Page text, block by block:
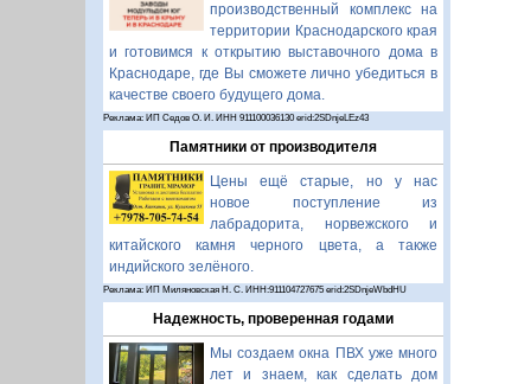
производственный комплекс на
территории Краснодарского края
и готовимся к открытию выставочного дома в
Краснодаре, где Вы сможете лично убедиться в
качестве своего будущего дома.
Реклама: ИП Седов О. И. ИНН 911100036130 erid:2SDnjeLEz43
Памятники от производителя
Цены ещё старые, но у нас
новое поступление из
лабрадорита, норвежского и
китайского камня черного цвета, а также
индийского зелёного.
Реклама: ИП Миляновская Н. С. ИНН:911104727675 erid:2SDnjeWbdHU
Надежность, проверенная годами
Мы создаем окна ПВХ уже много
лет и знаем, как сделать дом